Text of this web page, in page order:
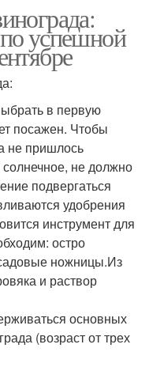
успешной
в первую
посажен. Чтобы
не пришлось
не должно
подвергаться
удобрения
инструмент для
остро
ножницы.Из
и раствор
основных
(возраст от трех